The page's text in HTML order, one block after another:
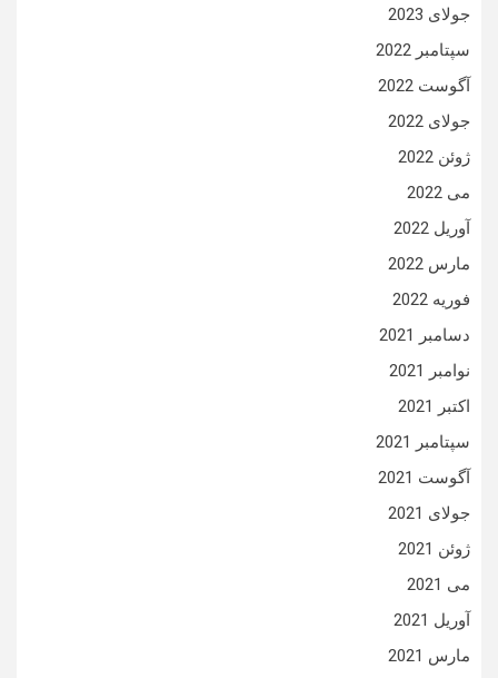
جولای 2023
سپتامبر 2022
آگوست 2022
جولای 2022
ژوئن 2022
می 2022
آوریل 2022
مارس 2022
فوریه 2022
دسامبر 2021
نوامبر 2021
اکتبر 2021
سپتامبر 2021
آگوست 2021
جولای 2021
ژوئن 2021
می 2021
آوریل 2021
مارس 2021